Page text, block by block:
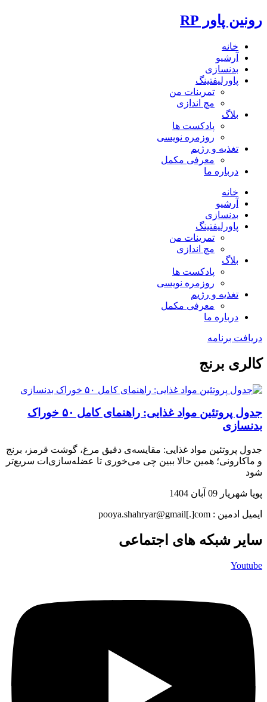
رونین پاور RP
خانه
آرشیو
بدنسازی
پاورلیفتینگ
تمرینات من
مچ اندازی
بلاگ
پادکست ها
روزمره نویسی
تغذیه و رژیم
معرفی مکمل
درباره ما
خانه
آرشیو
بدنسازی
پاورلیفتینگ
تمرینات من
مچ اندازی
بلاگ
پادکست ها
روزمره نویسی
تغذیه و رژیم
معرفی مکمل
درباره ما
دریافت برنامه
کالری برنج
جدول پروتئین مواد غذایی: راهنمای کامل ۵۰ خوراک
بدنسازی
جدول پروتئین مواد غذایی: مقایسه‌ی دقیق مرغ، گوشت قرمز، برنج
و ماکارونی؛ همین حالا ببین چی می‌خوری تا عضله‌سازی‌ات سریع‌تر
شود
پویا شهریار 09 آبان 1404
ایمیل ادمین : pooya.shahryar@gmail[.]com
سایر شبکه های اجتماعی
Youtube